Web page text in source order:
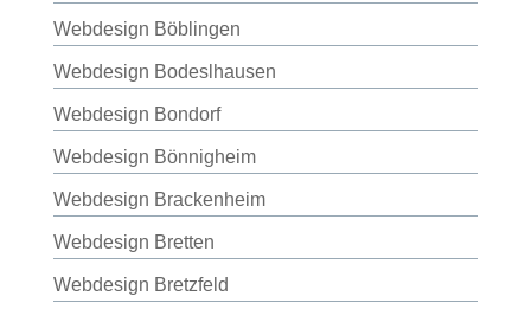
Webdesign Böblingen
Webdesign Bodeslhausen
Webdesign Bondorf
Webdesign Bönnigheim
Webdesign Brackenheim
Webdesign Bretten
Webdesign Bretzfeld